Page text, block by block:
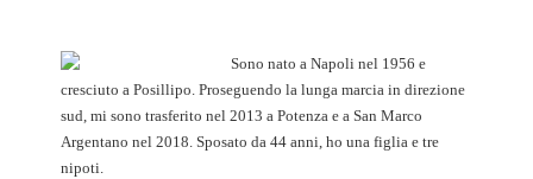
Sono nato a Napoli nel 1956 e
cresciuto a Posillipo. Proseguendo la lunga marcia in direzione
sud, mi sono trasferito nel 2013 a Potenza e a San Marco
Argentano nel 2018. Sposato da 44 anni, ho una figlia e tre
nipoti.